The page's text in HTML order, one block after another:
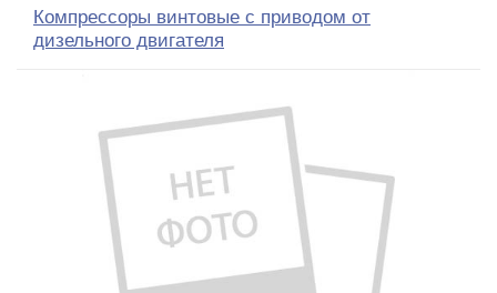
Компрессоры винтовые с приводом от
дизельного двигателя